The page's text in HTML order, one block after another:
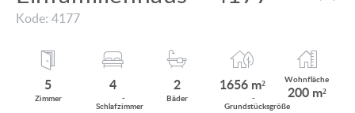
Kode: 4177
5
Zimmer
4
Schlaf
­
zimmer
2
Bäder
1656 m²
Grund
­
stücksgröße
Wohnfläche
200 m²
MIT PANORAMABLICK AUF DEN BALATON
MIT THERMALBAD IN DER NÄHE
MIT SCHWIMMBAD
INFO ZUM IMMOBILIENKAUF
ANWENDUNGS- UND DATENSCHUTZ